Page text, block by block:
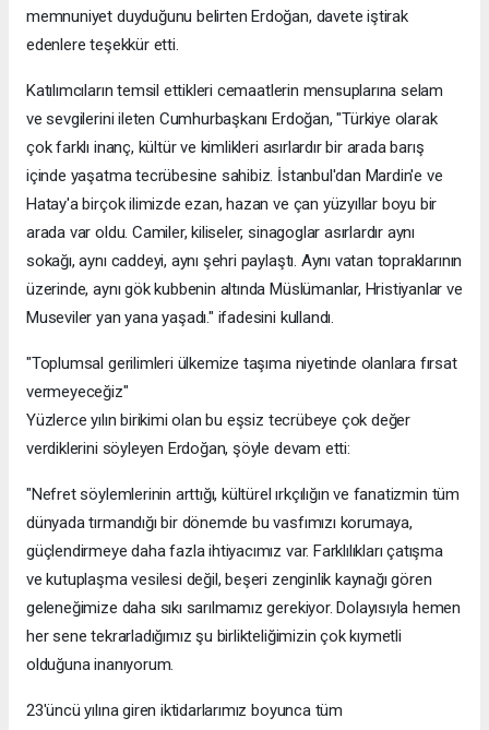
memnuniyet duyduğunu belirten Erdoğan, davete iştirak
edenlere teşekkür etti.
Katılımcıların temsil ettikleri cemaatlerin mensuplarına selam
ve sevgilerini ileten Cumhurbaşkanı Erdoğan, "Türkiye olarak
çok farklı inanç, kültür ve kimlikleri asırlardır bir arada barış
içinde yaşatma tecrübesine sahibiz. İstanbul'dan Mardin'e ve
Hatay'a birçok ilimizde ezan, hazan ve çan yüzyıllar boyu bir
arada var oldu. Camiler, kiliseler, sinagoglar asırlardır aynı
sokağı, aynı caddeyi, aynı şehri paylaştı. Aynı vatan topraklarının
üzerinde, aynı gök kubbenin altında Müslümanlar, Hristiyanlar ve
Museviler yan yana yaşadı." ifadesini kullandı.
"Toplumsal gerilimleri ülkemize taşıma niyetinde olanlara fırsat
vermeyeceğiz"
Yüzlerce yılın birikimi olan bu eşsiz tecrübeye çok değer
verdiklerini söyleyen Erdoğan, şöyle devam etti:
"Nefret söylemlerinin arttığı, kültürel ırkçılığın ve fanatizmin tüm
dünyada tırmandığı bir dönemde bu vasfımızı korumaya,
güçlendirmeye daha fazla ihtiyacımız var. Farklılıkları çatışma
ve kutuplaşma vesilesi değil, beşeri zenginlik kaynağı gören
geleneğimize daha sıkı sarılmamız gerekiyor. Dolayısıyla hemen
her sene tekrarladığımız şu birlikteliğimizin çok kıymetli
olduğuna inanıyorum.
23'üncü yılına giren iktidarlarımız boyunca tüm